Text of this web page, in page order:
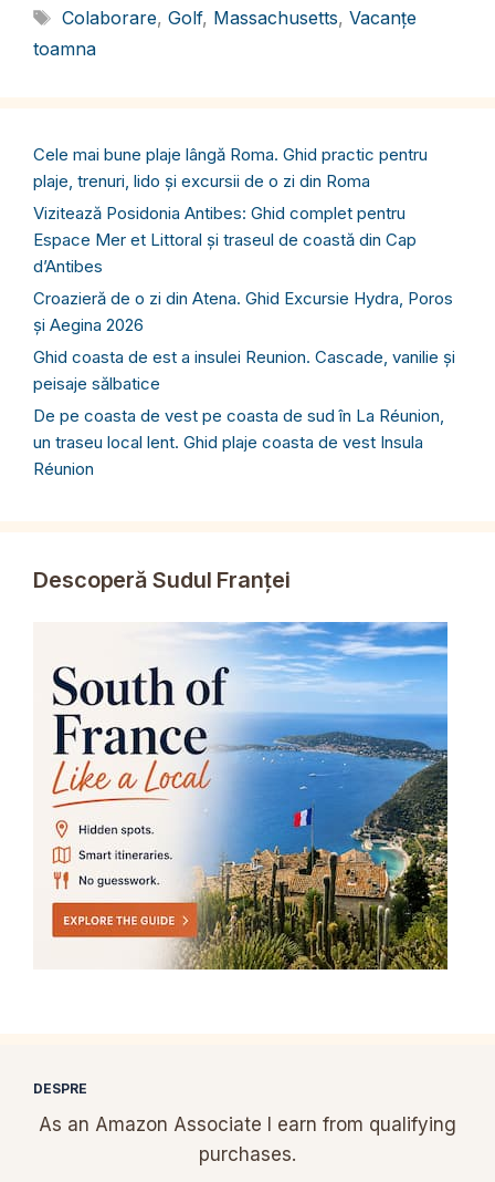
Etichete
Colaborare, Golf, Massachusetts, Vacanțe
toamna
Cele mai bune plaje lângă Roma. Ghid practic pentru
plaje, trenuri, lido și excursii de o zi din Roma
Vizitează Posidonia Antibes: Ghid complet pentru
Espace Mer et Littoral și traseul de coastă din Cap
d’Antibes
Croazieră de o zi din Atena. Ghid Excursie Hydra, Poros
și Aegina 2026
Ghid coasta de est a insulei Reunion. Cascade, vanilie și
peisaje sălbatice
De pe coasta de vest pe coasta de sud în La Réunion,
un traseu local lent. Ghid plaje coasta de vest Insula
Réunion
Descoperă Sudul Franței
DESPRE
As an Amazon Associate I earn from qualifying
purchases.